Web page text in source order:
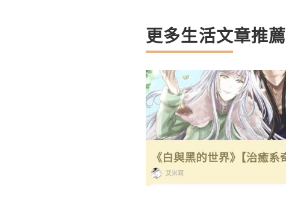
更多生活文章推薦